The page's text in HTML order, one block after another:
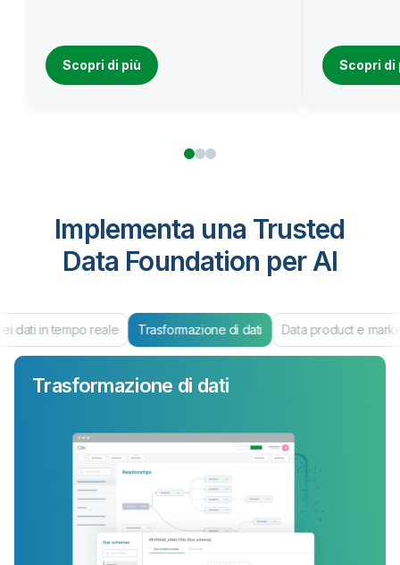
Scopri di più Scopri di
Implementa una Trusted
Data Foundation per AI
dati in tempo reale Trasformazione di dati Data product e
Trasformazione di dati